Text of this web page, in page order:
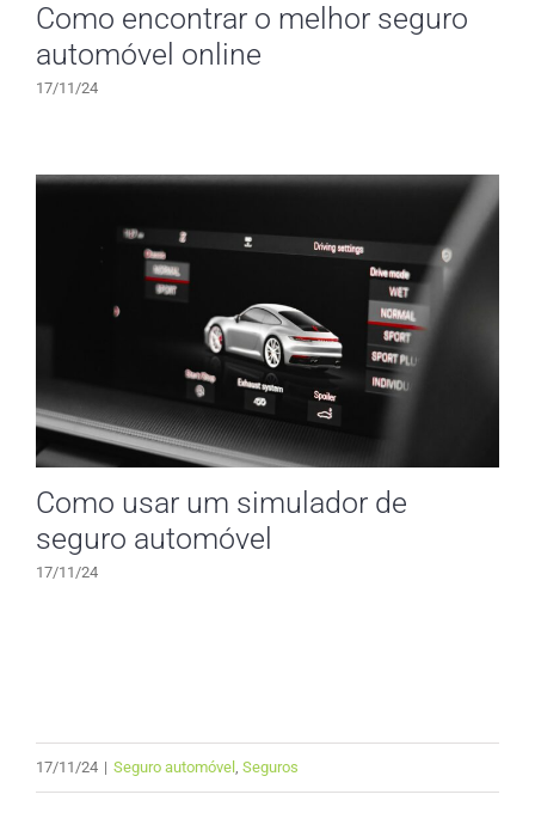
Como encontrar o melhor seguro
automóvel online
17/11/24
Como usar um simulador de
seguro automóvel
17/11/24
17/11/24 | Seguro automóvel Seguros